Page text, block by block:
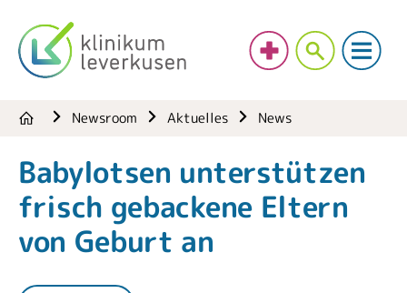
Newsroom Aktuelles News
Babylotsen unterstützen
frisch gebackene Eltern
von Geburt an